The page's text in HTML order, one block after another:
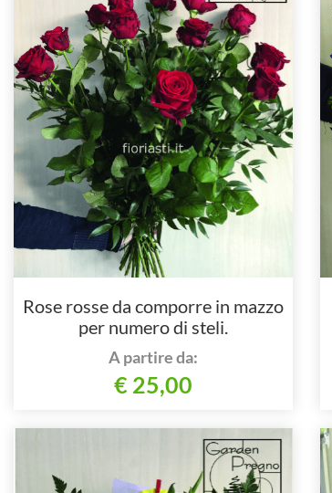
Rose rosse da comporre in mazzo
per numero di steli.
A partire da:
€ 25,00